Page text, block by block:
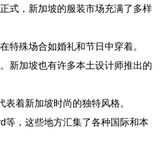
式，新加坡的服装市场充满了多样
特殊场合如婚礼和节日中穿着。
新加坡也有许多本土设计师推出的
着新加坡时尚的独特风格。
等，这些地方汇集了各种国际和本